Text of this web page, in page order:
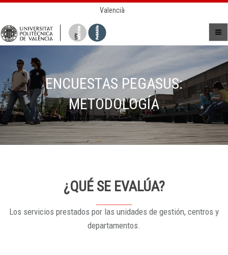
Valencià
ENCUESTAS PEGASUS:
METODOLOGÍA
¿QUÉ SE EVALÚA?
Los servicios prestados por las unidades de gestión, centros y
departamentos.